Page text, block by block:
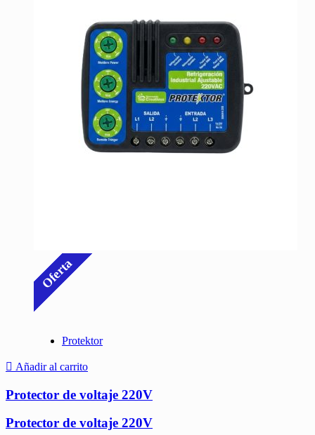
Oferta
Protektor
Añadir al carrito
Protector de voltaje 220V
Protector de voltaje 220V